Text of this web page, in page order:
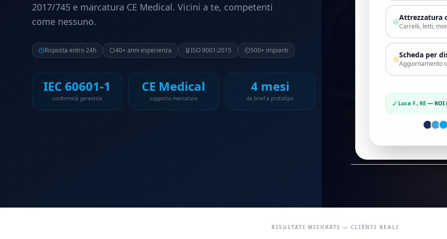
2017/745 e marcatura CE Medical. Vicini a te, competenti
come nessuno.
Risposta entro 24h 40+ anni esperienza ISO 9001:2015 500+ impianti
IEC 60601-1
conformità garantita
CE Medical
supporto marcatura
4 mesi
da brief a prototipo
Attrezzatura
Carrelli, letti,
Scheda per
Aggiornamento
✓ Luca F., RE — ROI
RISULTATI MISURATI — CLIENTI REALI